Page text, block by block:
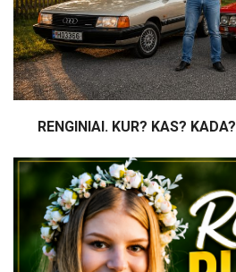
RENGINIAI. KUR? KAS? KADA?